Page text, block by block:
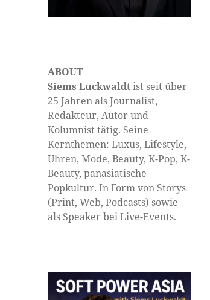
ABOUT
Siems Luckwaldtist seit über
25 Jahren als Journalist,
Redakteur, Autor und
Kolumnist tätig. Seine
Kernthemen: Luxus, Lifestyle,
Uhren, Mode, Beauty, K-Pop, K-
Beauty, panasiatische
Popkultur. In Form von Storys
(Print, Web, Podcasts) sowie
als Speaker bei Live-Events.